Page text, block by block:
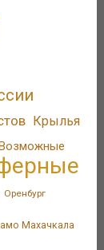
Крылья
Оренбург
Махачкала